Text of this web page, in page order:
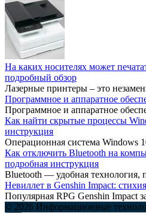
На каких носителях может
подробный обзор
Лазерные принтеры – это
Программное и аппаратное
Программное и аппаратное
Как найти скрытые процессы
инструкция
Операционная система Windows
Как отключить Bluetooth на
подробная инструкция
Bluetooth — удобная технология,
Невиллет в Genshin Impact:
Популярная RPG Genshin Impact
© 2026 Информационные